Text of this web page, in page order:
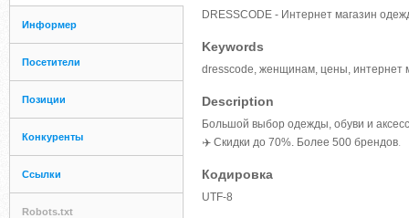
Информер
Посетители
Позиции
Конкуренты
Ссылки
Robots.txt
DRESSCODE - Интернет магазин
Keywords
dresscode, женщинам, цены, интернет
Description
Большой выбор одежды, обуви и
✈️ Скидки до 70%. Более 500 брендов.
Кодировка
UTF-8